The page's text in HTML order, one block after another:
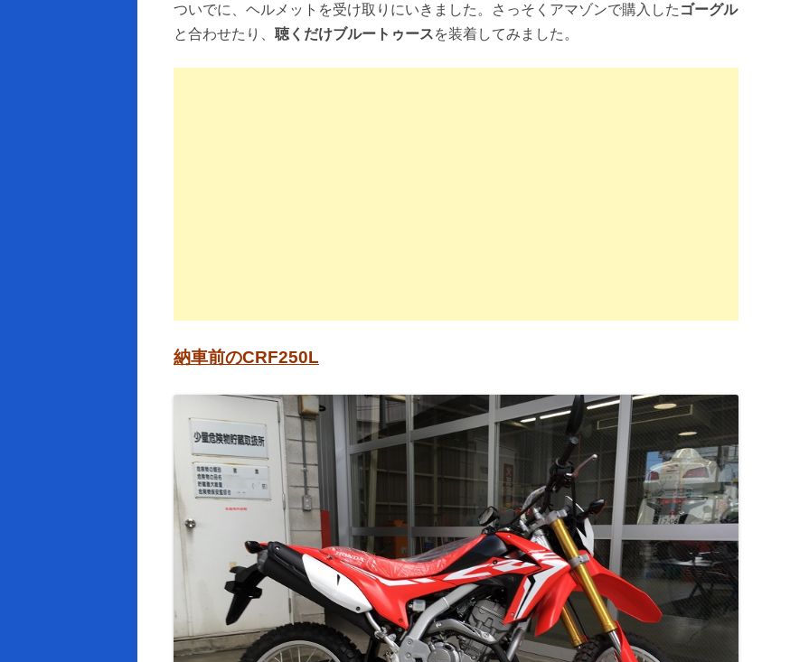
ついでに、ヘルメットを受け取りにいきました。さっそくアマゾンで購入した ゴーグル
と合わせたり、 聴くだけブルートゥースを装着してみました。
納車前のCRF250L